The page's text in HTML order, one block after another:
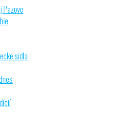
sídla